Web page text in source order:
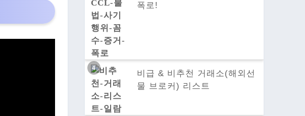
폭로!
비급 & 비추천 거래소(해외선
물 브로커) 리스트